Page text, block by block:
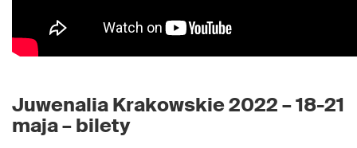
Juwenalia Krakowskie 2022 – 18-21
maja – bilety